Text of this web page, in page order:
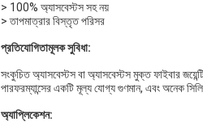
> 100% অ্যাসবেস্টস সহ নয়
> তাপমাত্রার বিস্তৃত পরিসর
প্রতিযোগিতামূলক সুবিধা:
সংকুচিত অ্যাসবেস্টস বা অ্যাসবেস্টস মুক্ত ফাইবার
পারফরম্যান্সের একটি মূল্য যোগ্য গুণমান, এবং অনেক
অ্যাপ্লিকেশন: